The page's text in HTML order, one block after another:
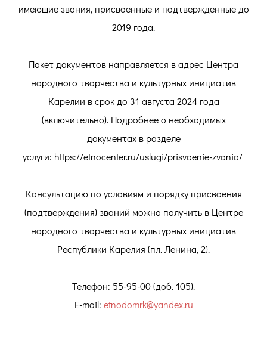
имеющие звания, присвоенные и подтвержденные до
2019 года.
Пакет документов направляется в адрес Центра
народного творчества и культурных инициатив
Карелии в срок до 31 августа 2024 года
(включительно). Подробнее о необходимых
документах в разделе
услуги: https://etnocenter.ru/uslugi/prisvoenie-zvania/
Консультацию по условиям и порядку присвоения
(подтверждения) званий можно получить в Центре
народного творчества и культурных инициатив
Республики Карелия (пл. Ленина, 2).
Телефон: 55-95-00 (доб. 105).
E-mail: etnodomrk@yandex.ru